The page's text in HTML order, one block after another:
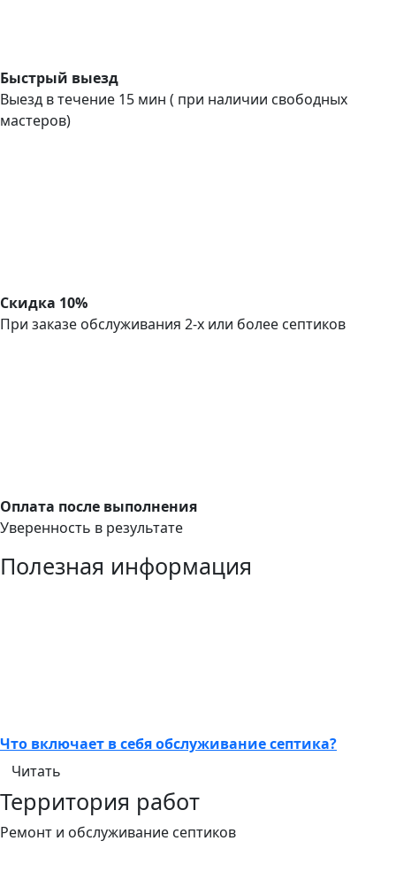
Быстрый выезд
Выезд в течение 15 мин ( при наличии свободных
мастеров)
Скидка 10%
При заказе обслуживания 2-х или более септиков
Оплата после выполнения
Уверенность в результате
Полезная информация
Что включает в себя обслуживание септика?
Читать
Территория работ
Ремонт и обслуживание септиков